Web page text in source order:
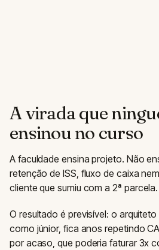
A virada que
ensinou no curso
A faculdade ensina projeto. Não
retenção de ISS, fluxo de caixa
cliente que sumiu com a 2ª parcela.
O resultado é previsível: o
como júnior, fica anos repetindo
por acaso, que poderia faturar 3x